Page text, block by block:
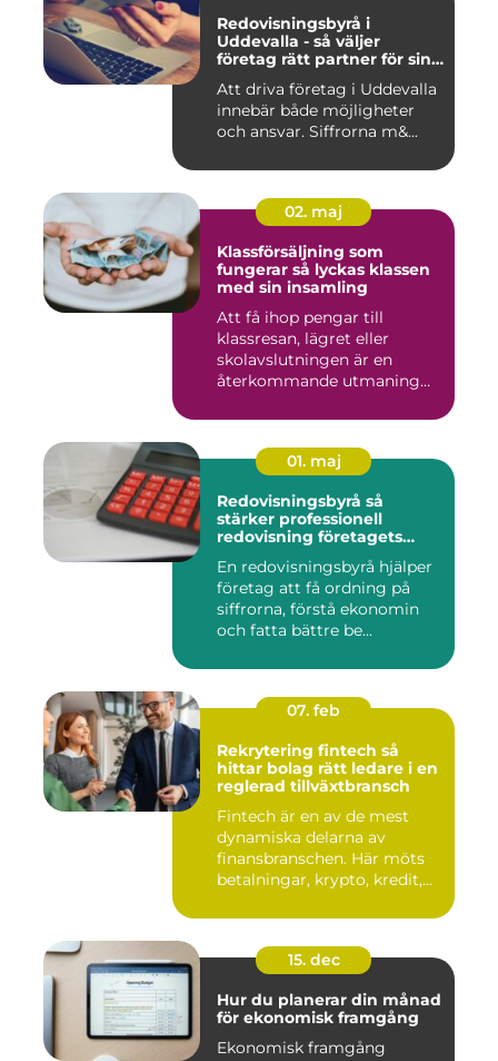
Redovisningsbyrå i
Uddevalla - så väljer
företag rätt partner för sin
Att driva företag i Uddevalla
innebär både möjligheter
och ansvar. Siffrorna m&...
02. maj
Klassförsäljning som
fungerar så lyckas klassen
med sin insamling
Att få ihop pengar till
klassresan, lägret eller
skolavslutningen är en
återkommande utmaning
01. maj
Redovisningsbyrå så
stärker professionell
redovisning företagets
En redovisningsbyrå hjälper
företag att få ordning på
siffrorna, förstå ekonomin
och fatta bättre be...
07. feb
Rekrytering fintech så
hittar bolag rätt ledare i en
reglerad tillväxtbransch
Fintech är en av de mest
dynamiska delarna av
finansbranschen. Här möts
betalningar, krypto, kredit,...
15. dec
Hur du planerar din månad
för ekonomisk framgång
Ekonomisk framgång